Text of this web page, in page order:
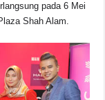
pada 6 Mei
Shah Alam.